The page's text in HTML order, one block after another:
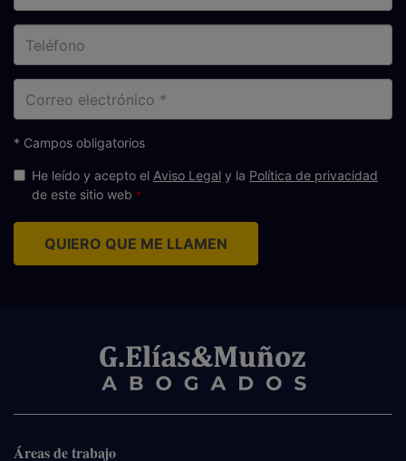
electrónico
* Campos obligatorios
He leído y acepto el Aviso Legal y la Política de privacidad
de este sitio web
QUIERO QUE ME LLAMEN
Áreas de trabajo